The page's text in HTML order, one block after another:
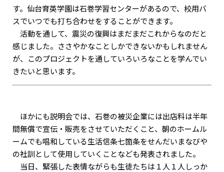
す。仙台育英学園は石巻学習センターがあるので、校用バ
スでいつでも打ち合わせをすることができます。
活動を通して、震災の復興はまだまだこれからなのだと
感じました。ささやかなことしかできないかもしれません
が、このプロジェクトを通していろいろなことを学んでい
きたいと思います。
ほかにも説明会では、石巻の被災企業には出店料は半年
間無償で宣伝・販売をさせていただくこと、朝のホームル
ームでも唱和している生活信条七箇条をせんだいまなびや
の社訓として使用していくことなども発表されました。
当日、緊張した表情ながらも生徒たちは１人１人しっか